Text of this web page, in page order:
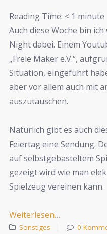
Reading Time: < 1 minute
Auch diese Woche bin
Night dabei. Einem
„Freie Maker e.V.“,
Situation, eingeführt
aber vor allem auch mit
auszutauschen.
Natürlich gibt es auch
Feiertag eine Sendung.
auf selbstgebasteltem
gezeigt wird wie man
Spielzeug vereinen kann.
Weiterlesen…
Sonstiges 0